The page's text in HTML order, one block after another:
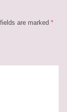
are marked *